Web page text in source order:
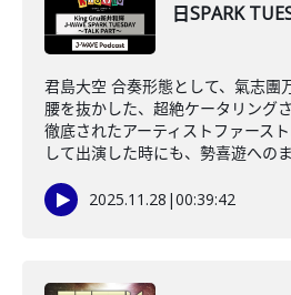
日SPARK
君島大空 合奏形態として、氣志團
腰を抜かした、超絶ケータリング
徹底されたアーティストファース
して出演した時にも、勢喜遊への
2025.11.28 |00:39:42